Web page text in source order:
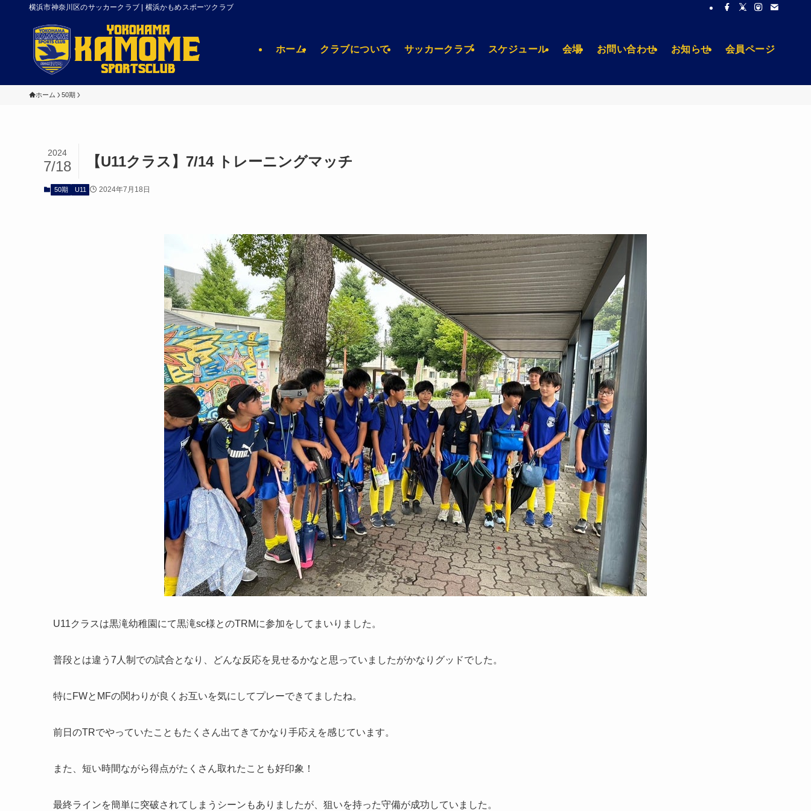
横浜市神奈川区のサッカークラブ | 横浜かもめスポーツクラブ
ホーム クラブについて サッカークラブ スケジュール 会場 お問い合わせ お知らせ 会員ページ
ホーム 50期
【U11クラス】7/14 トレーニングマッチ
2024
7/18
50期 U11 2024年7月18日
U11クラスは黒滝幼稚園にて黒滝sc様とのTRMに参加をしてまいりました。
普段とは違う7人制での試合となり、どんな反応を見せるかなと思っていましたがかなりグッドでした。
特にFWとMFの関わりが良くお互いを気にしてプレーできてましたね。
前日のTRでやっていたこともたくさん出てきてかなり手応えを感じています。
また、短い時間ながら得点がたくさん取れたことも好印象！
最終ラインを簡単に突破されてしまうシーンもありましたが、狙いを持った守備が成功していました。